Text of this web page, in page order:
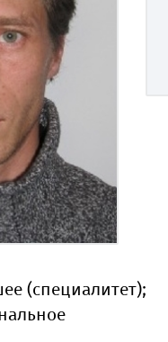
(специалитет);